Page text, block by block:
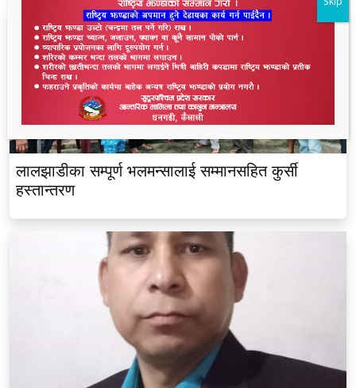
लालझाडीका सम्पूर्ण भलमन्सालाई सम्मानसहित कुर्सी
हस्तान्तरण